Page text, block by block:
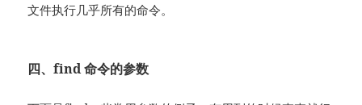
文件执行几乎所有的命令。
四、find 命令的参数